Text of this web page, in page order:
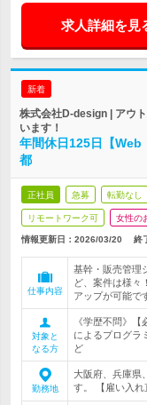
求人詳細を見
新着
株式会社D-design | アウ
います！
年間休日125日【
都
正社員 急募 転勤なし
リモートワーク可 女性の
情報更新日：2026/03/20 終
仕事内容
基幹・販売管理
ど、案件は様
アップが可能で
対象と
なる方
《学歴不問》
によるプログラ
ど
勤務地
大阪府、兵庫県
す。 【雇い入れ